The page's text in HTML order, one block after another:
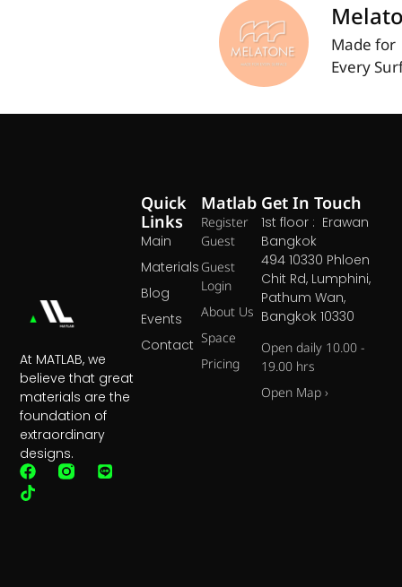
Made for
Every
At MATLAB, we
believe that great
materials are the
foundation of
extraordinary
designs.
Matlab
Register
Guest
Guest
Login
About Us
Space
Pricing
Quick
Links
Main
Materials
Blog
Events
Contact
Get In Touch
1st floor : Erawan
Bangkok
494 10330 Phloen
Chit Rd, Lumphini,
Pathum Wan,
Bangkok 10330
Open daily 10.00 -
19.00 hrs
Open Map ›